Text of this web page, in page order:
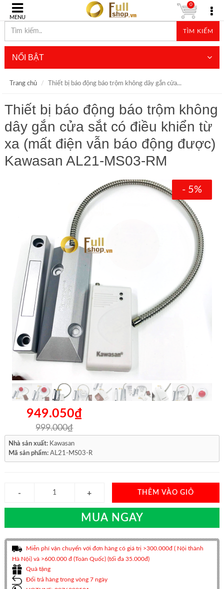
MENU
TÌM KIẾM
0
NỔI BẬT
Trang chủ Thiết bị báo động báo trộm không dây gắn cửa...
Thiết bị báo động báo trộm không
dây gắn cửa sắt có điều khiển từ
xa (mất điện vẫn báo động được)
Kawasan AL21-MS03-RM
- 5%
949.050₫
999.000₫
Nhà sản xuất: Kawasan
Mã sản phẩm: AL21-MS03-R
THÊM VÀO GIỎ
MUA NGAY
Miễn phí vận chuyển với đơn hàng có giá trị >300.000đ ( Nội thành
Hà Nội) và >600.000 đ (Toàn Quốc) (tối đa 35.000đ)
Quà tặng
Đổi trả hàng trong vòng 7 ngày